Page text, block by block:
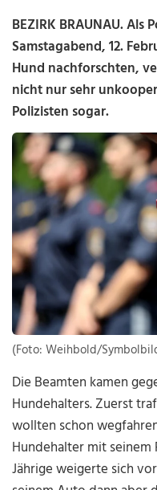
BEZIRK BRAUNAU. Als
Samstagabend, 12.
Hund nachforschten,
nicht nur sehr
Polizisten sogar.
(Foto: Weihbold/
Die Beamten kamen
Hundehalters. Zuerst
wollten schon
Hundehalter mit seinem
Jährige weigerte sich